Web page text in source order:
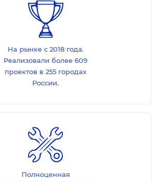
На рынке с 2018 года.
Реализовали более 609
проектов в 255 городах
России.
Полноценная